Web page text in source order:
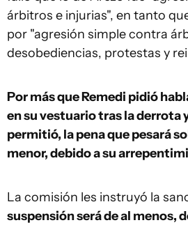
árbitros e injurias", en tanto
por "agresión simple contra
desobediencias, protestas y
Por más que Remedi pidió
en su vestuario tras la derrota
permitió, la pena que pesará
menor, debido a su
La comisión les instruyó la
suspensión será de al menos,